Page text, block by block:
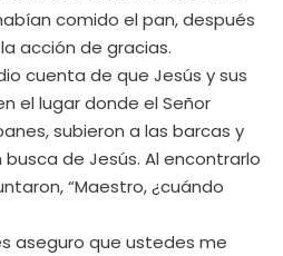
comido el pan, después
acción de gracias.
cuenta de que Jesús y sus
el lugar donde el Señor
subieron a las barcas y
de Jesús. Al encontrarlo
“Maestro, ¿cuándo
aseguro que ustedes me